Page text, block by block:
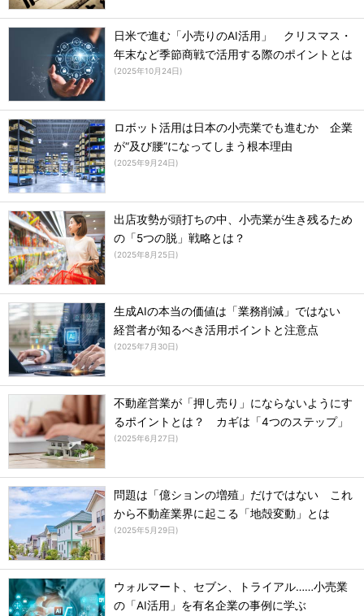
日米で進む「小売りのAI活用」 クリスマス・
年末など季節商戦で活用する際のポイントとは
(2025年10月24日)
ロボット活用は日本の小売業でも進むか 企業
が“及び腰”になってしまう根本理由
(2025年9月24日)
出店攻勢が頭打ちの中、小売業が生き残るため
の「5つの脱」戦略とは？
(2025年8月25日)
生成AIの本当の価値は「業務削減」ではない
経営者が知るべき活用ポイントと注意点
(2025年7月30日)
不動産営業が「押し売り」にならないようにす
るポイントとは？ カギは「4つのステップ」
(2025年6月27日)
問題は「億ションの増殖」だけではない これ
から不動産業界に起こる「地殻変動」とは
(2025年5月29日)
ウォルマート、セブン、トライアル……小売業
の「AI活用」を有名企業の事例に学ぶ